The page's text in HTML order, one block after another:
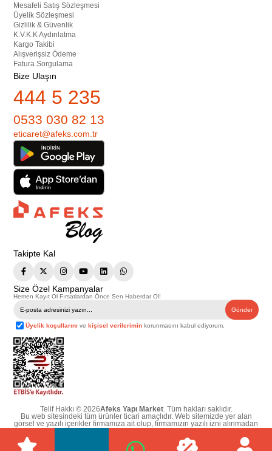
Mesafeli Satış Sözleşmesi
Üyelik Sözleşmesi
Gizlilik & Güvenlik
K.V.K.K Aydınlatma
Kargo Takibi
Alışverişsiz Ödeme
Fatura Sorgulama
Bize Ulaşın
444 5 235
0533 030 82 13
eticaret@afeks.com.tr
Takipte Kal
Size Özel Kampanyalar
Hemen Kayıt Ol Fırsatlardan Önce Sen Haberdar Ol!
Gönder
Üyelik koşullarını vekişisel verilerimin korunmasını kabul ediyorum.
Telif Hakkı © 2026Afeks Yapı Market. Tüm hakları saklıdır.
Bu web sitesindeki tüm ürünler ticari amaçlıdır. Web sitemizde yer alan
görsel ve yazılı içerikler firmamıza ait olup, firmamızın yazılı izni alınmadan
hiçbir yazılı/görsel içerik, logo, kopyalanamaz, kaynak gösterilemez ve
başka yerlerde kullanılamaz. İçeriklerin izin alınmadan kopyalanması ve
kullanılması 5846 sayılı Fikir ve Sanat Eserleri Yasasına göre suçtur.